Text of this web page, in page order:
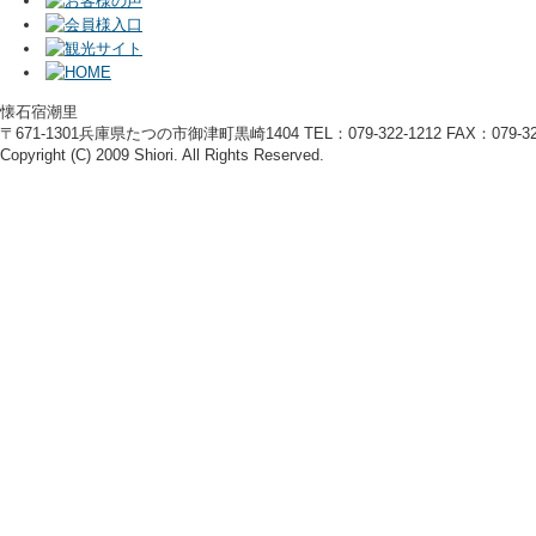
懐石宿潮里
〒671-1301兵庫県たつの市御津町黒崎1404 TEL：079-322-1212 FAX：079-
Copyright (C) 2009 Shiori. All Rights Reserved.